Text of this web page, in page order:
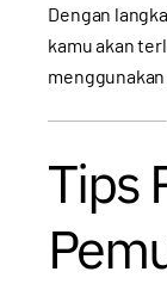
Dengan
kamu akan
Tips